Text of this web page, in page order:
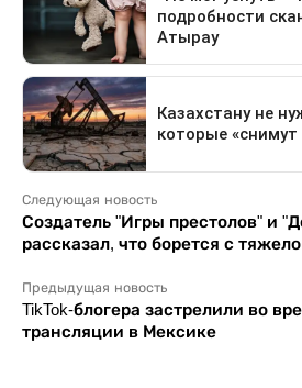
Следующая новость
Создатель "Игры престолов" и
рассказал, что борется с
Предыдущая новость
TikTok-блогера застрелили во
трансляции в Мексике